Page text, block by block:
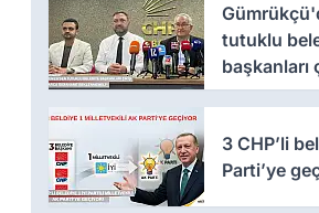
tutuklu
başkanları
'Yıllarca
3 CHP’li
Parti’ye